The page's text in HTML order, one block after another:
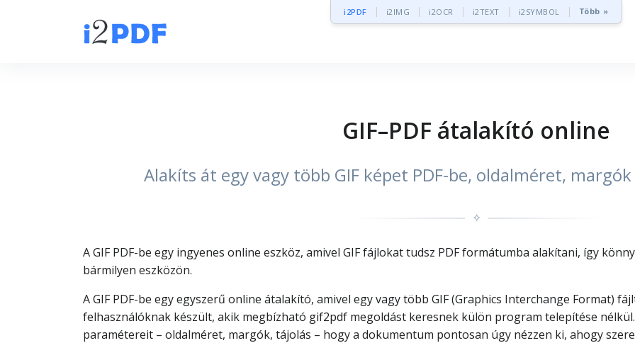
i2PDF i2IMG i2OCR i2TEXT i2SYMBOL Több »
GIF–PDF átalakító online
Alakíts át egy vagy több GIF képet PDF-be, oldalméret,
✧
A GIF PDF-be egy ingyenes online eszköz, amivel GIF fájlokat tudsz PDF formátumba alakítani, így
bármilyen eszközön.
A GIF PDF-be egy egyszerű online átalakító, amivel egy vagy több GIF (Graphics Interchange Format)
felhasználóknak készült, akik megbízható gif2pdf megoldást keresnek külön program telepítése
paramétereit – oldalméret, margók, tájolás – hogy a dokumentum pontosan úgy nézzen ki, ahogy